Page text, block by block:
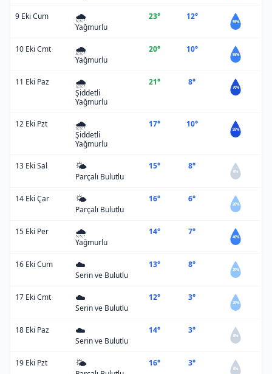
9 Eki Cum 🌧️
Yağmurlu
23° 12°
55%
10 Eki Cmt 🌧️
Yağmurlu
20° 10°
55%
11 Eki Paz 🌧️
Şiddetli
Yağmurlu
21° 8°
70%
12 Eki Pzt 🌧️
Şiddetli
Yağmurlu
17° 10°
95%
13 Eki Sal 🌤️
Parçalı Bulutlu
15° 8°
0%
14 Eki Çar 🌤️
Parçalı Bulutlu
16° 6°
20%
15 Eki Per 🌧️
Yağmurlu
14° 7°
40%
16 Eki Cum ☁️
Serin ve Bulutlu
13° 8°
20%
17 Eki Cmt ☁️
Serin ve Bulutlu
12° 3°
20%
18 Eki Paz ☁️
Serin ve Bulutlu
14° 3°
0%
19 Eki Pzt 🌤️ 16° 3°
0%